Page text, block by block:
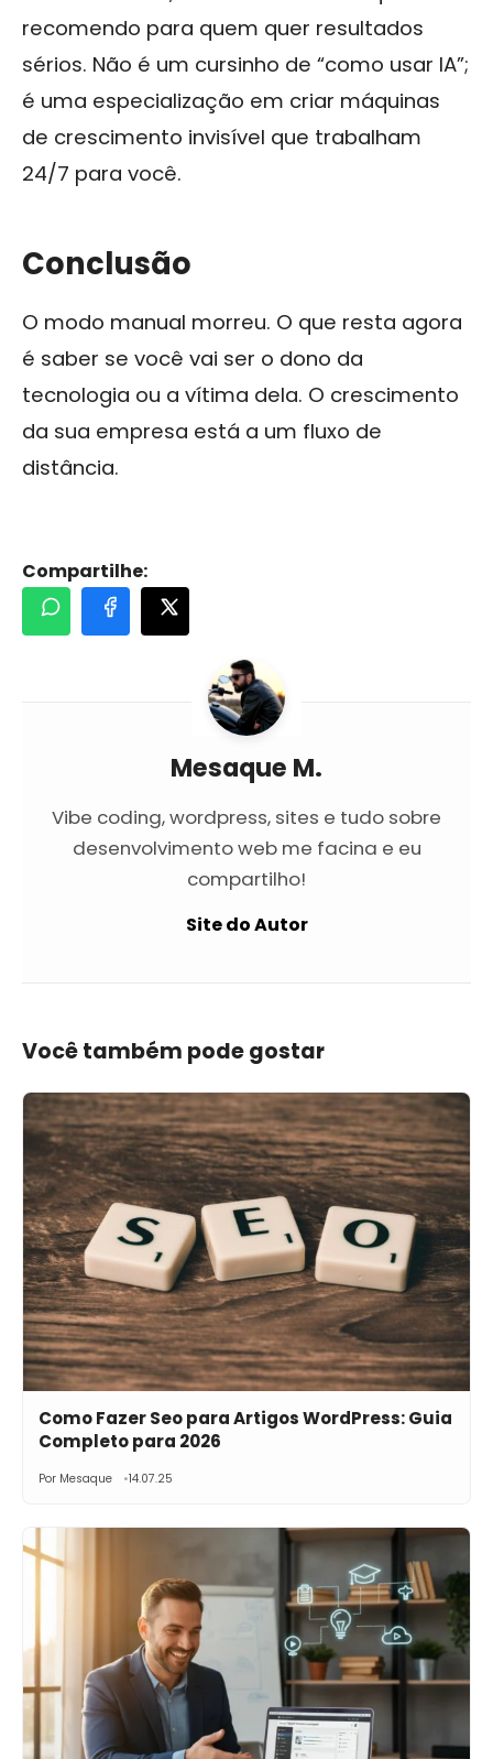
recomendo para quem quer resultados
sérios. Não é um cursinho de “como usar IA”;
é uma especialização em criar máquinas
de crescimento invisível que trabalham
24/7 para você.
Conclusão
O modo manual morreu. O que resta agora
é saber se você vai ser o dono da
tecnologia ou a vítima dela. O crescimento
da sua empresa está a um fluxo de
distância.
Compartilhe:
Mesaque M.
Vibe coding, wordpress, sites e tudo sobre
desenvolvimento web me facina e eu
compartilho!
Site do Autor
Você também pode gostar
Como Fazer Seo para Artigos WordPress: Guia
Completo para 2026
Por Mesaque 14.07.25